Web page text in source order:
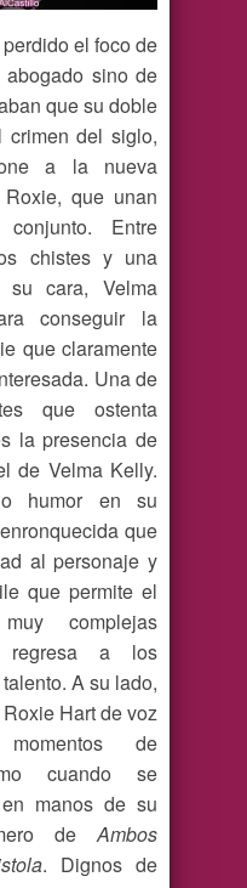
el foco de
sino de
que su doble
crimen del siglo,
a la nueva
que unan
Entre
chistes y una
su cara, Velma
conseguir la
que claramente
Una de
que ostenta
la presencia de
de Velma Kelly.
humor en su
que
al personaje y
que permite el
complejas
regresa a los
A su lado,
Hart de voz
de
cuando se
manos de su
deAmbos
. Dignos de